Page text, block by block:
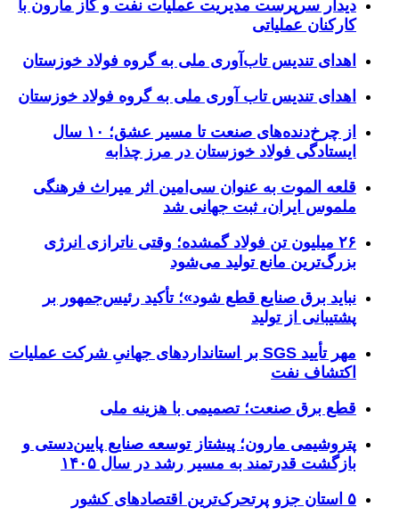
دیدار سرپرست مدیریت عملیات نفت و گاز مارون با
کارکنان عملیاتی
اهدای تندیس تاب‌آوری ملی به گروه فولاد خوزستان
اهدای تندیس تاب آوری ملی به گروه فولاد خوزستان
از چرخ‌دنده‌های صنعت تا مسیر عشق؛ ۱۰ سال
ایستادگی فولاد خوزستان در مرز چذابه
قلعه الموت به عنوان سی‌امین اثر میراث‌ فرهنگی
ملموس ایران، ثبت جهانی شد
۲۶ میلیون تن فولاد گمشده؛ وقتی ناترازی انرژی
بزرگ‌ترین مانع تولید می‌شود
نباید برق صنایع قطع شود»؛ تأکید رئیس‌جمهور بر
پشتیبانی از تولید
مهر تأیید SGS بر استانداردهای جهانیِ شرکت عملیات
اکتشاف نفت
قطع برق صنعت؛ تصمیمی با هزینه ملی
پتروشیمی مارون؛ پیشتاز توسعه صنایع پایین‌دستی و
بازگشت قدرتمند به مسیر رشد در سال ۱۴۰۵
۵ استان جزو پرتحرک‌ترین اقتصاد‌های کشور